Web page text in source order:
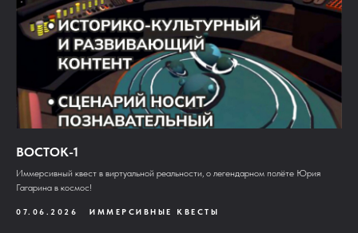
ВОСТОК-1
Иммерсивный квест в виртуальной реальности, о легендарном полёте Юрия
Гагарина в космос!
07.06.2026 ИММЕРСИВНЫЕ КВЕСТЫ